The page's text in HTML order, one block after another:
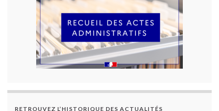
RETROUVEZ L’HISTORIQUE DES ACTUALITÉS